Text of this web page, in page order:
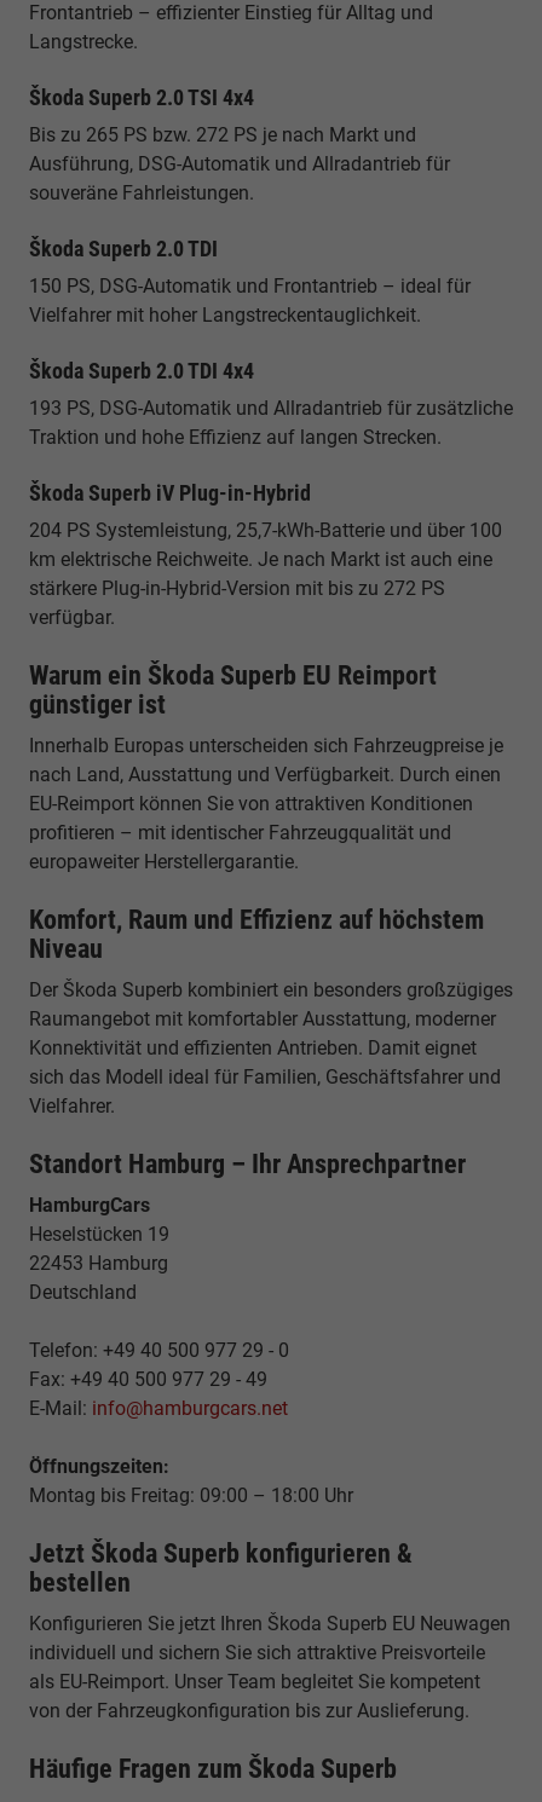
Frontantrieb – effizienter Einstieg für Alltag und
Langstrecke.
Škoda Superb 2.0 TSI 4x4
Bis zu 265 PS bzw. 272 PS je nach Markt und
Ausführung, DSG-Automatik und Allradantrieb für
souveräne Fahrleistungen.
Škoda Superb 2.0 TDI
150 PS, DSG-Automatik und Frontantrieb – ideal für
Vielfahrer mit hoher Langstreckentauglichkeit.
Škoda Superb 2.0 TDI 4x4
193 PS, DSG-Automatik und Allradantrieb für zusätzliche
Traktion und hohe Effizienz auf langen Strecken.
Škoda Superb iV Plug-in-Hybrid
204 PS Systemleistung, 25,7-kWh-Batterie und über 100
km elektrische Reichweite. Je nach Markt ist auch eine
stärkere Plug-in-Hybrid-Version mit bis zu 272 PS
verfügbar.
Warum ein Škoda Superb EU Reimport
günstiger ist
Innerhalb Europas unterscheiden sich Fahrzeugpreise je
nach Land, Ausstattung und Verfügbarkeit. Durch einen
EU-Reimport können Sie von attraktiven Konditionen
profitieren – mit identischer Fahrzeugqualität und
europaweiter Herstellergarantie.
Komfort, Raum und Effizienz auf höchstem
Niveau
Der Škoda Superb kombiniert ein besonders großzügiges
Raumangebot mit komfortabler Ausstattung, moderner
Konnektivität und effizienten Antrieben. Damit eignet
sich das Modell ideal für Familien, Geschäftsfahrer und
Vielfahrer.
Standort Hamburg – Ihr Ansprechpartner
HamburgCars
Heselstücken 19
22453 Hamburg
Deutschland
Telefon: +49 40 500 977 29 - 0
Fax: +49 40 500 977 29 - 49
E-Mail: info@hamburgcars.net
Öffnungszeiten:
Montag bis Freitag: 09:00 – 18:00 Uhr
Jetzt Škoda Superb konfigurieren &
bestellen
Konfigurieren Sie jetzt Ihren Škoda Superb EU Neuwagen
individuell und sichern Sie sich attraktive Preisvorteile
als EU-Reimport. Unser Team begleitet Sie kompetent
von der Fahrzeugkonfiguration bis zur Auslieferung.
Häufige Fragen zum Škoda Superb